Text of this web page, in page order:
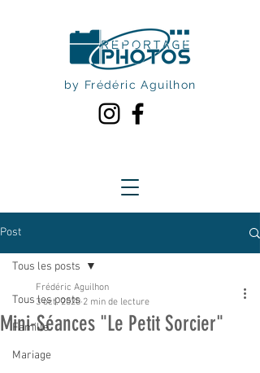
by Frédéric Aguilhon
Post
Tous les posts
Famille
Mariage
Tous les posts
Mini-Séances "Le Petit Sorcier"
Frédéric Aguilhon
3 oct. 2020 2 min de lecture